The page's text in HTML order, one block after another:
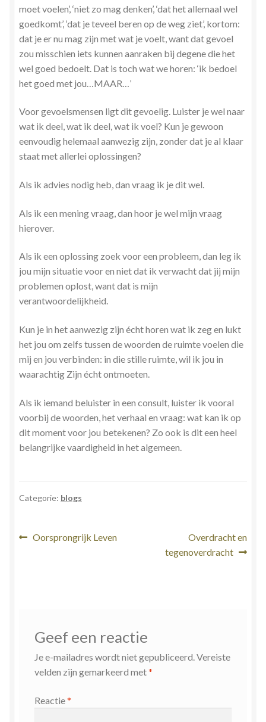
Winkel
Winkelwagen
Zielsgeoriënteerde Jobcoaching
moet voelen’, ‘niet zo mag denken’, ‘dat het allemaal wel
goedkomt’, ‘dat je teveel beren op de weg ziet’, kortom:
dat je er nu mag zijn met wat je voelt, want dat gevoel
zou misschien iets kunnen aanraken bij degene die het
wel goed bedoelt. Dat is toch wat we horen: ‘ik bedoel
het goed met jou…MAAR…’
Voor gevoelsmensen ligt dit gevoelig. Luister je wel naar
wat ik deel, wat ik deel, wat ik voel? Kun je gewoon
eenvoudig helemaal aanwezig zijn, zonder dat je al klaar
staat met allerlei oplossingen?
Als ik advies nodig heb, dan vraag ik je dit wel.
Als ik een mening vraag, dan hoor je wel mijn vraag
hierover.
Als ik een oplossing zoek voor een probleem, dan leg ik
jou mijn situatie voor en niet dat ik verwacht dat jij mijn
problemen oplost, want dat is mijn
verantwoordelijkheid.
Kun je in het aanwezig zijn écht horen wat ik zeg en lukt
het jou om zelfs tussen de woorden de ruimte voelen die
mij en jou verbinden: in die stille ruimte, wil ik jou in
waarachtig Zijn écht ontmoeten.
Als ik iemand beluister in een consult, luister ik vooral
voorbij de woorden, het verhaal en vraag: wat kan ik op
dit moment voor jou betekenen? Zo ook is dit een heel
belangrijke vaardigheid in het algemeen.
Categorie: blogs
Bericht
Vorig
Oorsprongrijk Leven
Volgend
bericht:
Overdracht en
tegenoverdracht
Geef een reactie
Je e-mailadres wordt niet gepubliceerd.Vereiste
velden zijn gemarkeerd met*
Reactie*